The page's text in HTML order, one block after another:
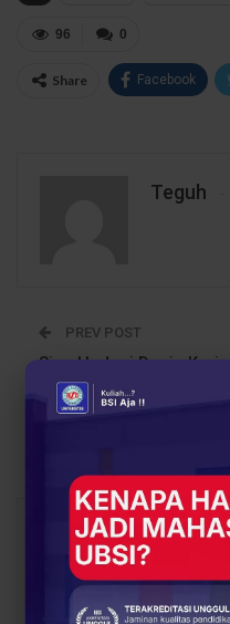
0
96
Share Facebook
Teguh
PREV POST
Siap Hadapi Dunia Kerja
Digital: Ini Skill yang
Harus Dimiliki
You Might Also Like